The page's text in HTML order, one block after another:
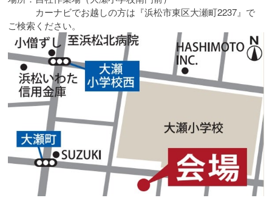
カーナビでお越しの方は『浜松市東区大瀬町2237』で
ご検索ください。